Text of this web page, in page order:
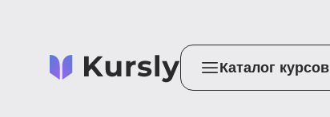
Каталог курсов